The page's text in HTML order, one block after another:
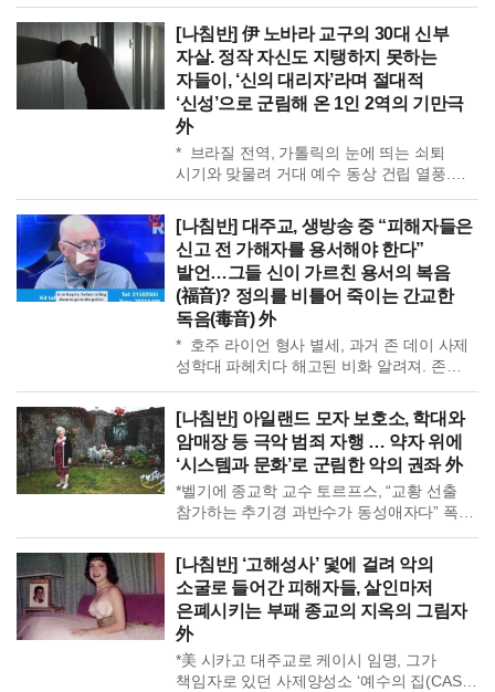
9명을 계속 지원해 주면서 “복음적 의무”라고 주장. 범죄자는 돌보고
피해자는 짓밟는 것이 그들의 복음이라면, 이보다 더한 기만이
가르쳐. 호주·뉴질랜드에서 사제와 교육자로 활동하며 아동들에게
온라인으로 접근. 14세 소년을 만나러 약속 장소에 갔다가 위장
경찰에게 덜미 잡혀. ‘성생활 안내서’라며 아동 성착취 사진을 전송한
사실도 시인. 하다 하다 아이들에게 성범죄를 가르치다니, 인간의
탈을 쓴 괴물들이 따로 없네. *프랑스 베타람 가톨릭 학교, 신고된
성폭력 피해자 196명, 실제는 최대 1,500명 추산. 독립조사위원회,
수치심과 종교기관의 권위로 피해가 오랫동안 드러나지 못했다고
분석. 권력 집중과 견제 장치의 부재, 뿌리 깊은 종교 권위가 학대를
지속시킨 원인이라고 지적. 심각한 신체·정신적 폭력을 겪은 모든
학생에게 구체적인 금전적 배상이 필요하다고 촉구. 평생의 고통을
남겼다면, 배상은 선의가 아니라 책임의 최저선 아닌가. *아프리카·
카리브해 국가들, 가나 회의에서 노예제 배상 계획을 공식 지지. 유엔
결의안, 대서양 노예무역을 “인류에 대한 중대 범죄이자 광범위한
인신매매”로 규정. 노예에서 탈출한 더글러스, “천사의 옷을 입은
악마들, 지옥이 천국의 모습을 하고 나타났다.” 증언. 가나 대통령,
“죄책감을 물려받으라는 것이 아니라, 책임을 물려받으라는 것”
강조. 목숨을 담보로 얻은 부와 이익을 물려받았으니, 책임도 당연히
물려받으라는 지극히 상식적 논리. *강력한 가톨릭 국가였던 유럽
각국에서 성학대 배상 소송 잇따라. 폴란드, 사상 최대 규모의 성학대
피해 보상 소송 제기. 아일랜드, 종교단체 아동 성폭력은 빙산의
일각이라며 배상 강제 여론 확산. 언론, “가톨릭교회의 억압적인
그림자가 국가 법률에서 걷히고 있다”고 강조. 종교 권위에 눌려
침묵하던 시대는 끝났고, 이제는 법과 시민의 이름으로 책임을 묻는
시대. *美 켄터키주 교회 여름 성경학교에서 아이들 앞에서 ‘악마를
총살하는’ 연극 공연. 교회는 이를 ‘복음의 총’이라며 악을 물리치는
상징이라고 설명. 시민단체, 아이들을 총살 장면에 노출한 것은
안전한 교육 환경을 훼손한 행위라고 비판. 목사, “악마가 이 시대에
극단적인 수단을 쓰고 있다”며 연극의 정당성 주장. 무대 위에 있는
악마보다 아이들이 진짜 경계해야 할 악은 따로 있지 않은가? *
텍사스주가 공립학교에서 성경 교육을 의무화하자, 가톨릭 신부가
변태적이고 죄책감이 없다”며 재범 위험까지
경고. 대주교, “나는 자비의 편에 섰다”며
임명 옹호. 피해자 단체, “자비 운운
충격”이라며 분노. 피해자는 강간 고발 후
“성숙하지 못했다”는 이유로 신학교에서
쫓겨나. 가해자 용서에 맹목적으로 작동하는
그 종교의 자비 원칙, 피해자 고통은 […]
[나침반] 伊 노바라 교구의 30대 신부
자살. 정작 자신도 지탱하지 못하는
자들이, ‘신의 대리자’라며 절대적
‘신성’으로 군림해 온 1인 2역의 기만극
外
* 브라질 전역, 가톨릭의 눈에 띄는 쇠퇴
시기와 맞물려 거대 예수 동상 건립 열풍.
이탈 속 ‘세계 최대 예수상’ 추진 가속.
시민들, 학교와 병원도 열악하고, 도로
포장할 돈도 없는데 세금 사용한다며 비난.
언론인 로요 기자, “초대형 예수상 건립
열풍만 보면 사람들은 가톨릭 이탈 눈치 못
챌 것.” […]
[나침반] 대주교, 생방송 중 “피해자들은
신고 전 가해자를 용서해야 한다”
발언…그들 신이 가르친 용서의 복음
(福音)? 정의를 비틀어 죽이는 간교한
독음(毒音) 外
* 호주 라이언 형사 별세, 과거 존 데이 사제
성학대 파헤치다 해고된 비화 알려져. 존
호주 최악의 아동 성학대범으로 드러나.
라이언 형사, 경찰 내부의 “가톨릭 마피아”가
존 데이의 기소를 좌절시켰다 폭로. 경찰, “존
데이 성범죄를 은폐시킨 음모가 경찰
최고위층까지 이어졌다”며 40년 만에 인정.
부패한 종교가 정의 구현 기관마저 악으로
잠식, […]
[나침반] 아일랜드 모자 보호소, 학대와
암매장 등 극악 범죄 자행 … 약자 위에
‘시스템과 문화’로 군림한 악의 권좌 外
*벨기에 종교학 교수 토르프스, “교황 선출
참가하는 추기경 과반수가 동성애자다” 폭로.
구성원들이 동성애자”라며 역설적 상황 지적.
미국 뉴욕타임스, 가톨릭의 “사제직은
오랫동안 동성애자들의 피난처”라고 보도.
전직 사제 라스트렐리, 가톨릭 신학교에서의
섹스, 스캔들 다룬 책 『게이 사제의 고백』
회고록 발간. 지하 조직으로 활동하던 게이
네트워크가 종교 간판 걸고 지상에서 공식
[나침반] ‘고해성사’ 덫에 걸려 악의
소굴로 들어간 피해자들, 살인마저
은폐시키는 부패 종교의 지옥의 그림자
外
*美 시카고 대주교로 케이시 임명, 그가
책임자로 있던 사제양성소 ‘예수의 집(CASA